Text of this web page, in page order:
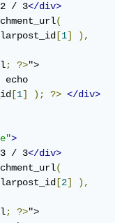
2 / 3</div>
(
[1]
),
; ?>">
echo
[1] ); ?> </div>
>
3 / 3</div>
(
[2]
),
; ?>">